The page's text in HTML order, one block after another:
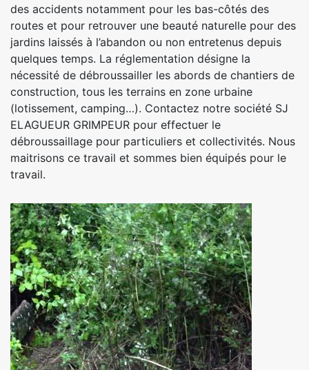
des accidents notamment pour les bas-côtés des
routes et pour retrouver une beauté naturelle pour des
jardins laissés à l’abandon ou non entretenus depuis
quelques temps. La réglementation désigne la
nécessité de débroussailler les abords de chantiers de
construction, tous les terrains en zone urbaine
(lotissement, camping…). Contactez notre société SJ
ELAGUEUR GRIMPEUR pour effectuer le
débroussaillage pour particuliers et collectivités. Nous
maitrisons ce travail et sommes bien équipés pour le
travail.